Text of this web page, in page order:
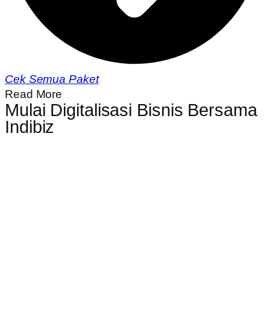
Cek Semua Paket
Read More
Mulai Digitalisasi Bisnis Bersama
Indibiz